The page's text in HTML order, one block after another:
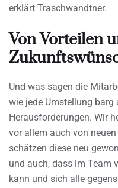
erklärt Traschwandtner.
Von Vorteilen
Und was sagen die
wie jede Umstellung barg
Herausforderungen. Wir
vor allem auch von
schätzen diese neu
und auch, dass im Team
kann und sich alle